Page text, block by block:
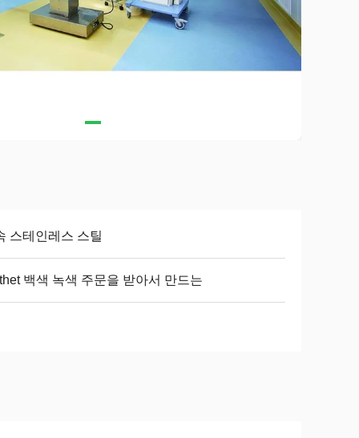
스테인레스 스틸
백색 녹색 주문을 받아서 만드는